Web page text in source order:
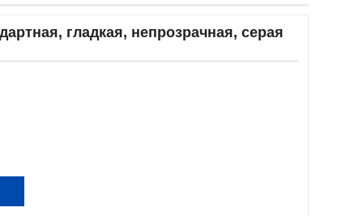
гладкая, непрозрачная, серая